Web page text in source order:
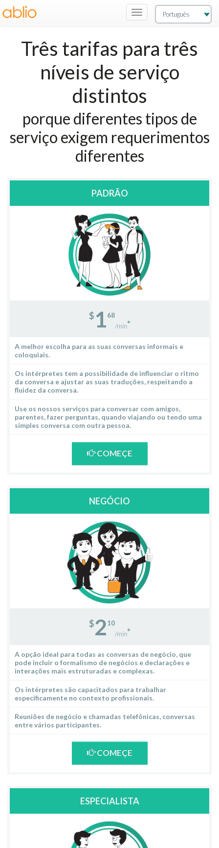
Navegação
de
Três tarifas para três
níveis de serviço
distintos
porque diferentes tipos de
serviço exigem requerimentos
diferentes
PADRÃO
$ 168
/min*
A melhor escolha para as suas conversas informais e
coloquiais.
Os intérpretes tem a possibilidade de influenciar o ritmo
da conversa e ajustar as suas traduções, respeitando a
fluidez da conversa.
Use os nossos serviços para conversar com amigos,
parentes, fazer perguntas, quando viajando ou tendo uma
simples conversa com outra pessoa.
COMEÇE
NEGÓCIO
$210
/min*
A opção ideal para todas as conversas de negócio, que
pode incluir o formalismo de negócios e declarações e
interações mais estruturadas e complexas.
Os intérpretes são capacitados para trabalhar
especificamente no contexto profissionais.
Reuniões de negócio e chamadas telefônicas, conversas
entre vários participantes.
COMEÇE
ESPECIALISTA